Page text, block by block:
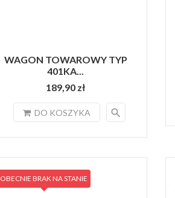
WAGON TOWAROWY TYP
401KA...
189,90 zł
DO KOSZYKA search
OBECNIE BRAK NA STANIE